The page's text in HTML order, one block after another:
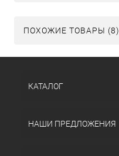
ПОХОЖИЕ ТОВАРЫ (8)
КАТАЛОГ
НАШИ ПРЕДЛОЖЕНИЯ